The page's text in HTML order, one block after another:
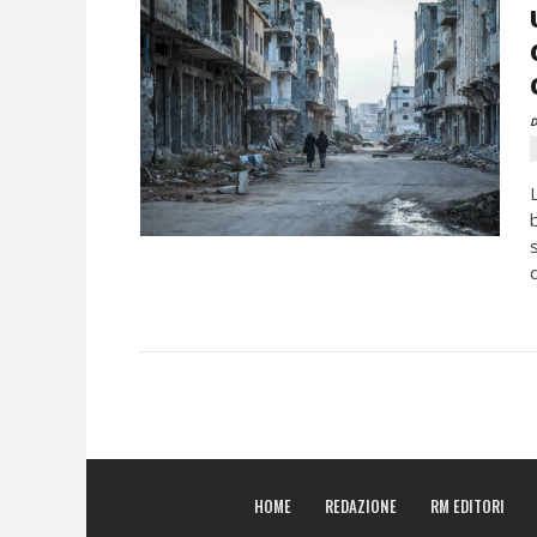
HOME REDAZIONE RM EDITORI